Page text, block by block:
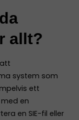
allt?
system som
ett
en
en SIE-fil eller